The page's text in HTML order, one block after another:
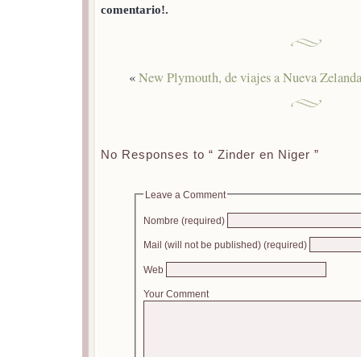
comentario!.
«New Plymouth, de viajes a Nueva Zelanda
No Responses to “ Zinder en Niger ”
Leave a Comment
Nombre (required)
Mail (will not be published) (required)
Web
Your Comment